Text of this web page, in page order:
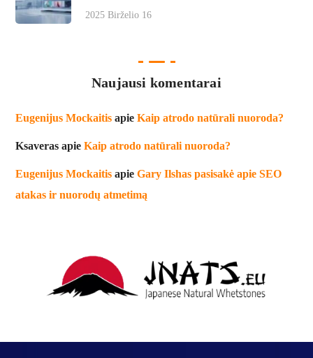
2025 Birželio 16
Naujausi komentarai
Eugenijus Mockaitis apieKaip atrodo natūrali nuoroda?
Ksaveras apieKaip atrodo natūrali nuoroda?
Eugenijus Mockaitis apieGary Ilshas pasisakė apie SEO
atakas ir nuorodų atmetimą